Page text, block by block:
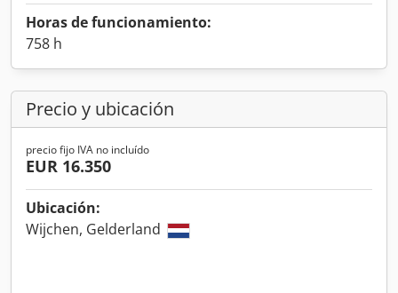
Horas de funcionamiento:
758 h
Precio y ubicación
precio fijo IVA no incluído
EUR 16.350
Ubicación:
Wijchen, Gelderland